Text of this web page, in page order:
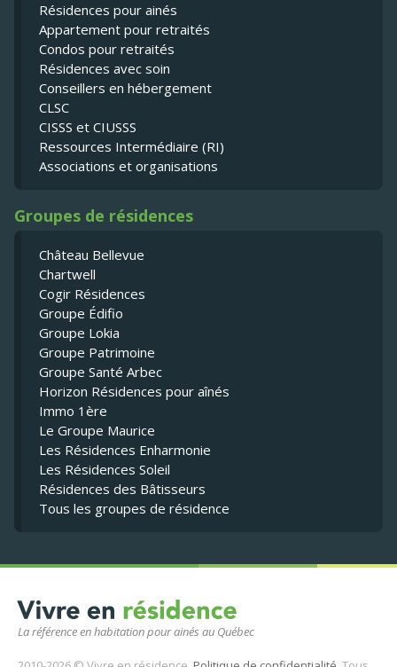
La référence en habitation pour ainés au Québec
Résidences pour ainés
Appartement pour retraités
Condos pour retraités
Résidences avec soin
Conseillers en hébergement
CLSC
CISSS et CIUSSS
Ressources Intermédiaire (RI)
Associations et organisations
Groupes de résidences
Château Bellevue
Chartwell
Cogir Résidences
Groupe Édifio
Groupe Lokia
Groupe Patrimoine
Groupe Santé Arbec
Horizon Résidences pour aînés
Immo 1ère
Le Groupe Maurice
Les Résidences Enharmonie
Les Résidences Soleil
Résidences des Bâtisseurs
Tous les groupes de résidence